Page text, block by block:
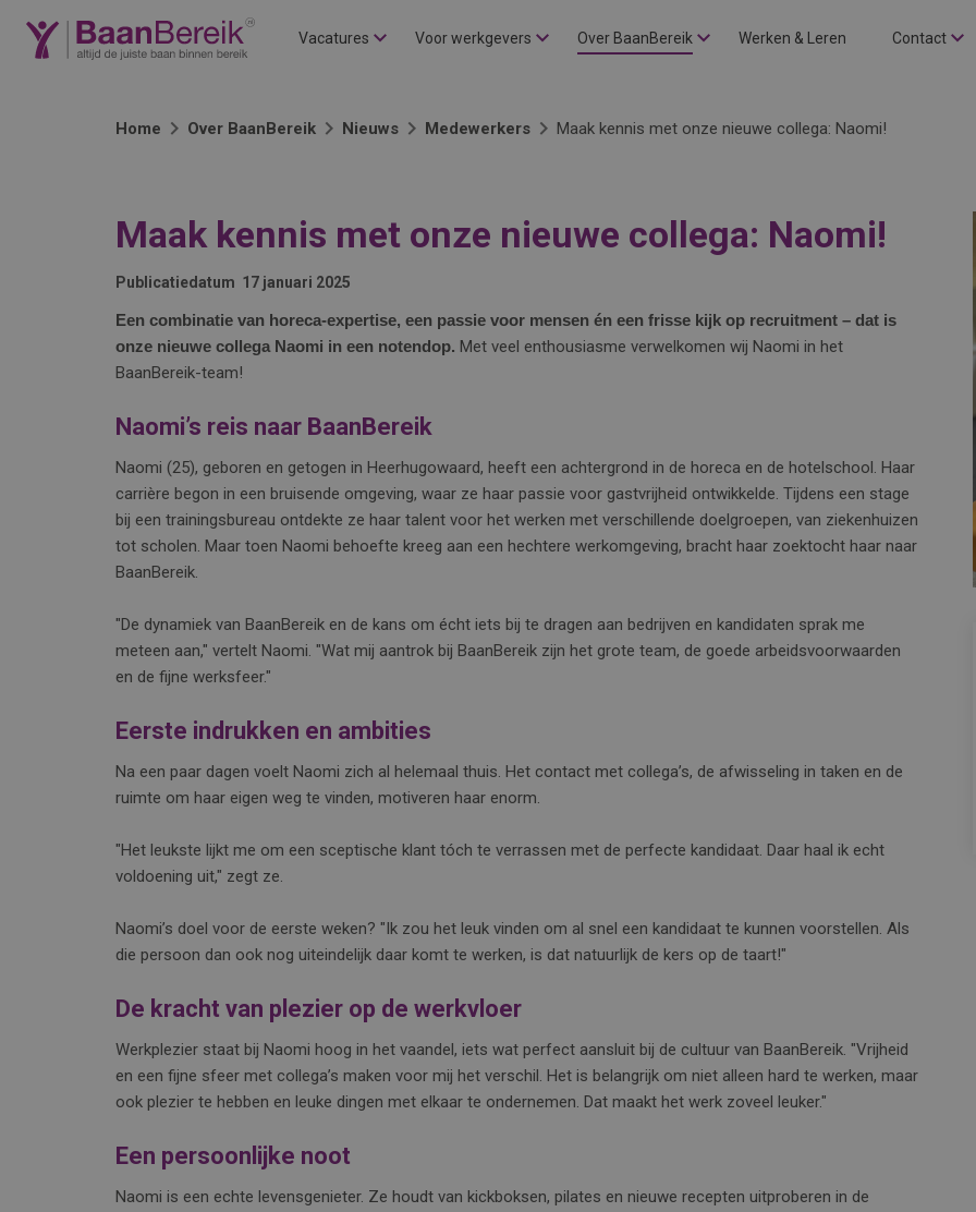
Vacatures Voor werkgevers Over BaanBereik Werken & Leren Contact
Home Over BaanBereik Nieuws Medewerkers Maak kennis met onze nieuwe collega: Naomi!
Maak kennis met onze nieuwe collega: Naomi!
Publicatiedatum 17 januari 2025
Een combinatie van horeca-expertise, een passie voor mensen én een frisse kijk op recruitment – dat is
onze nieuwe collega Naomi in een notendop. Met veel enthousiasme verwelkomen wij Naomi in het
BaanBereik-team!
Naomi’s reis naar BaanBereik
Naomi (25), geboren en getogen in Heerhugowaard, heeft een achtergrond in de horeca en de hotelschool. Haar
carrière begon in een bruisende omgeving, waar ze haar passie voor gastvrijheid ontwikkelde. Tijdens een stage
bij een trainingsbureau ontdekte ze haar talent voor het werken met verschillende doelgroepen, van ziekenhuizen
tot scholen. Maar toen Naomi behoefte kreeg aan een hechtere werkomgeving, bracht haar zoektocht haar naar
BaanBereik.
"De dynamiek van BaanBereik en de kans om écht iets bij te dragen aan bedrijven en kandidaten sprak me
meteen aan," vertelt Naomi. "Wat mij aantrok bij BaanBereik zijn het grote team, de goede arbeidsvoorwaarden
en de fijne werksfeer."
Eerste indrukken en ambities
Na een paar dagen voelt Naomi zich al helemaal thuis. Het contact met collega’s, de afwisseling in taken en de
ruimte om haar eigen weg te vinden, motiveren haar enorm.
"Het leukste lijkt me om een sceptische klant tóch te verrassen met de perfecte kandidaat. Daar haal ik echt
voldoening uit," zegt ze.
Naomi’s doel voor de eerste weken? "Ik zou het leuk vinden om al snel een kandidaat te kunnen voorstellen. Als
die persoon dan ook nog uiteindelijk daar komt te werken, is dat natuurlijk de kers op de taart!"
De kracht van plezier op de werkvloer
Werkplezier staat bij Naomi hoog in het vaandel, iets wat perfect aansluit bij de cultuur van BaanBereik. "Vrijheid
en een fijne sfeer met collega’s maken voor mij het verschil. Het is belangrijk om niet alleen hard te werken, maar
ook plezier te hebben en leuke dingen met elkaar te ondernemen. Dat maakt het werk zoveel leuker."
Een persoonlijke noot
Naomi is een echte levensgenieter. Ze houdt van kickboksen, pilates en nieuwe recepten uitproberen in de